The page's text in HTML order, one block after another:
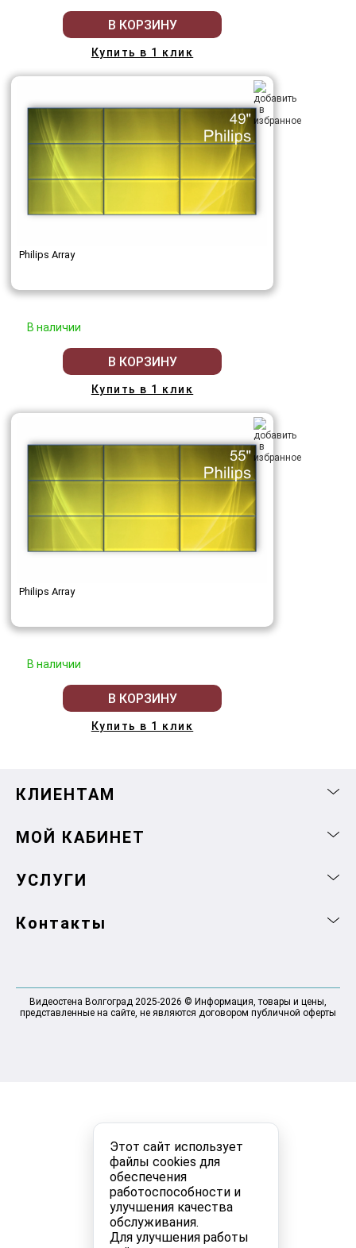
Этот сайт использует
файлы cookies для
обеспечения
работоспособности и
улучшения качества
обслуживания.
Для улучшения работы
В КОРЗИНУ
Купить в 1 клик
Philips Array
В наличии
В КОРЗИНУ
Купить в 1 клик
Philips Array
В наличии
В КОРЗИНУ
Купить в 1 клик
КЛИЕНТАМ
МОЙ КАБИНЕТ
УСЛУГИ
Контакты
Видеостена Волгоград 2025-2026 © Информация, товары и цены,
представленные на сайте, не являются договором публичной оферты